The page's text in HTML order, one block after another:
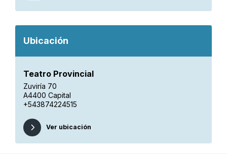
Ubicación
Teatro Provincial
Zuviría 70
A4400 Capital
+543874224515
Ver ubicación